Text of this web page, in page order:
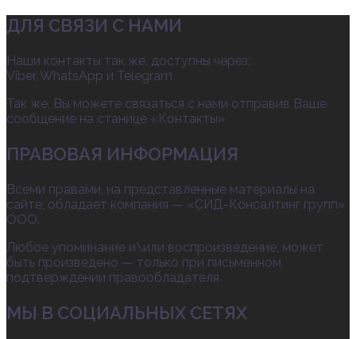
ДЛЯ СВЯЗИ С НАМИ
Наши контакты так же, доступны через:
Viber, WhatsApp и Telegram
Так же, Вы можете связаться с нами отправив Ваше
сообщение на станице «Контакты»
ПРАВОВАЯ ИНФОРМАЦИЯ
Всеми правами, на представленные материалы на
сайте, обладает компания — «СИД-Консалтинг групп»
ООО.
Любое упоминание и\или воспроизведение, может
быть произведено — только при письменном
подтверждении правообладателя
МЫ В СОЦИАЛЬНЫХ СЕТЯХ